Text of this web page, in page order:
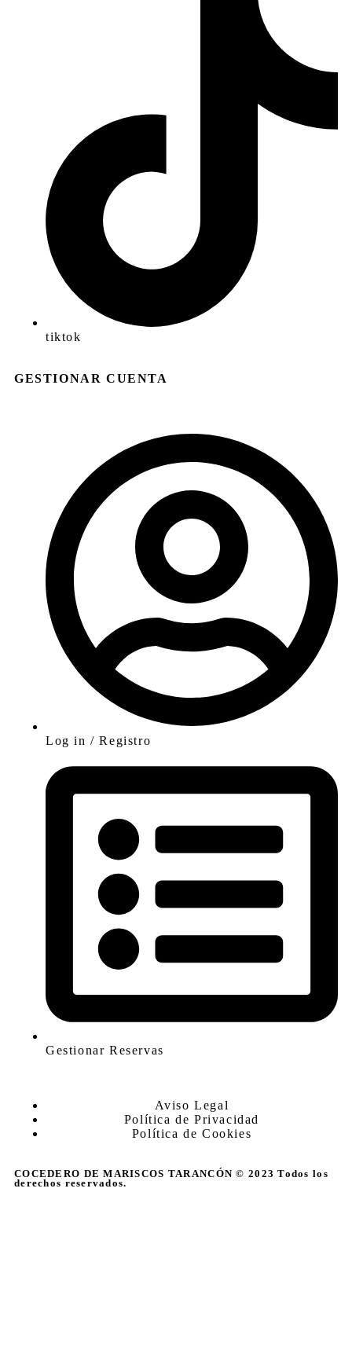
tiktok
GESTIONAR CUENTA
Log in / Registro
Gestionar Reservas
Aviso Legal
Política de Privacidad
Política de Cookies
COCEDERO DE MARISCOS TARANCÓN © 2023 Todos los
derechos reservados.